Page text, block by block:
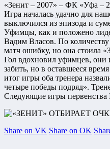
«Зенит – 2007» – ФК «Уфа –
Игра началась удачно для
выключился из эпизода и
Уфимцы, как и положено
Вадим Власов. По количеству
матч ошибку, но она стоила
Гол вдохновил уфимцев, они
забить, но в оставшееся
итог игры оба тренера
четыре победы подряд».
Следующие игры первенства
Share on VK Share on OK